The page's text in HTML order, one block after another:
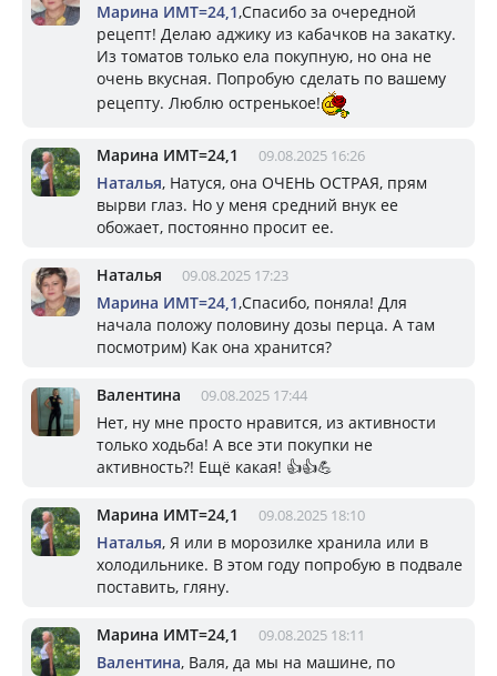
Марина ИМТ=24,1,Спасибо за очередной
рецепт! Делаю аджику из кабачков на закатку.
Из томатов только ела покупную, но она не
очень вкусная. Попробую сделать по вашему
рецепту. Люблю остренькое!
Марина ИМТ=24,1 09.08.2025 16:26
Наталья, Натуся, она ОЧЕНЬ ОСТРАЯ, прям
вырви глаз. Но у меня средний внук ее
обожает, постоянно просит ее.
Наталья 09.08.2025 17:23
Марина ИМТ=24,1,Спасибо, поняла! Для
начала положу половину дозы перца. А там
посмотрим) Как она хранится?
Валентина 09.08.2025 17:44
Нет, ну мне просто нравится, из активности
только ходьба! А все эти покупки не
активность?! Ещё какая! 👍👍💪
Марина ИМТ=24,1 09.08.2025 18:10
Наталья, Я или в морозилке хранила или в
холодильнике. В этом году попробую в подвале
поставить, гляну.
Марина ИМТ=24,1 09.08.2025 18:11
Валентина, Валя, да мы на машине, по